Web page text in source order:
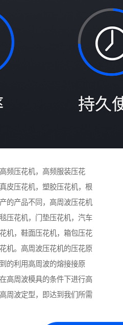
频压花机，高频服装压花
皮压花机，塑胶压花机，根
的产品不同，高周波压花机
压花机，门垫压花机，汽车
机，鞋面压花机，箱包压花
机。高周波压花机的压花原
的利用高周波的熔接接原
高周波模具的条件下进行高
周波定型，即达到我们所需